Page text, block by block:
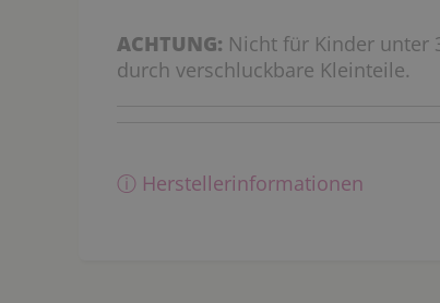
ACHTUNG: Nicht für Kinder unter
durch verschluckbare Kleinteile.
ⓘ Herstellerinformationen